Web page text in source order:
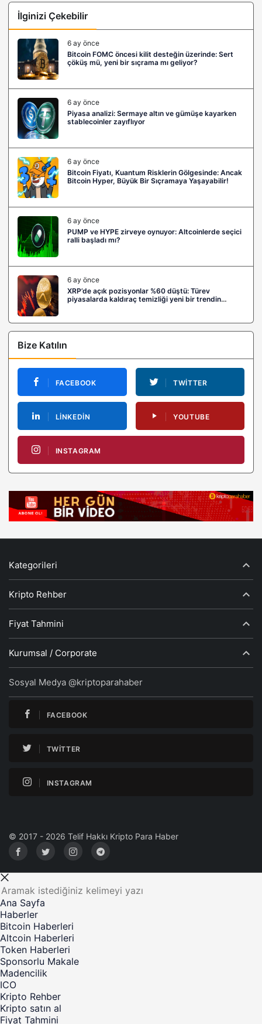
İlginizi Çekebilir
6 ay önce
Bitcoin FOMC öncesi kilit desteğin üzerinde: Sert
çöküş mü, yeni bir sıçrama mı geliyor?
6 ay önce
Piyasa analizi: Sermaye altın ve gümüşe kayarken
stablecoinler zayıflıyor
6 ay önce
Bitcoin Fiyatı, Kuantum Risklerin Gölgesinde: Ancak
Bitcoin Hyper, Büyük Bir Sıçramaya Yaşayabilir!
6 ay önce
PUMP ve HYPE zirveye oynuyor: Altcoinlerde seçici
ralli başladı mı?
6 ay önce
XRP’de açık pozisyonlar %60 düştü: Türev
piyasalarda kaldıraç temizliği yeni bir trendin
Bize Katılın
FACEBOOK TWITTER
LINKEDIN YOUTUBE
INSTAGRAM
Kategorileri
Kripto Rehber
Fiyat Tahmini
Kurumsal / Corporate
Sosyal Medya @kriptoparahaber
FACEBOOK
TWITTER
INSTAGRAM
© 2017 - 2026 Telif Hakkı Kripto Para Haber
Ana Sayfa
Haberler
Bitcoin Haberleri
Altcoin Haberleri
Token Haberleri
Sponsorlu Makale
Madencilik
ICO
Kripto Rehber
Kripto satın al
Fiyat Tahmini